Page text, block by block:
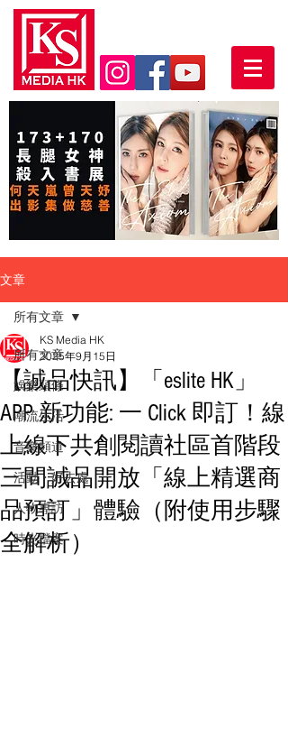
文章
所有文章
娛樂頭條
潮流生活
音樂頻道
活動・好去處
人物專訪
時光檔案
所有文章
【誠品快訊】「eslite HK」
APP 新功能: 一 Click 即訂！線
上線下共創閱讀社區首階段
三間誠品開放「線上精選商
品預訂」體驗（附使用步驟
全解析）
KS Media HK
2025年9月15日